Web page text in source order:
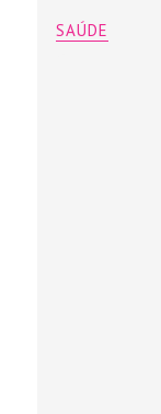
SAÚDE